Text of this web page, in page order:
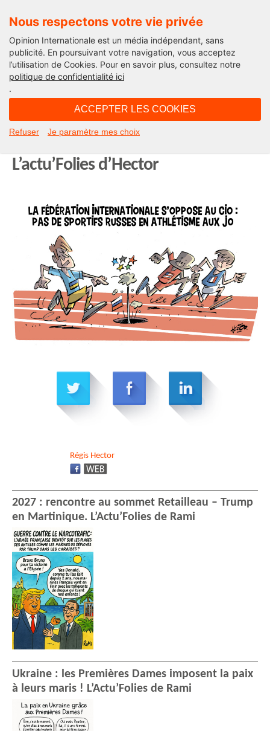
Nous respectons votre vie privée
Opinion Internationale est un média indépendant, sans
publicité. En poursuivant votre navigation, vous acceptez
l’utilisation de Cookies. Pour en savoir plus, consultez notre
politique de confidentialité ici
.
ACCEPTER LES COOKIES
Refuser Je paramètre mes choix
Actu'Folies
La Fédération internationale
L’actu’Folies d’Hector
Régis Hector
2027 : rencontre au sommet Retailleau – Trump
en Martinique. L’Actu’Folies de Rami
Ukraine : les Premières Dames imposent la paix
à leurs maris ! L’Actu’Folies de Rami